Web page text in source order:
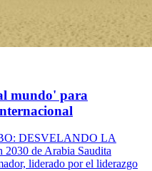
mundo' para
DESVELANDO LA
de Arabia Saudita
liderado por el liderazgo